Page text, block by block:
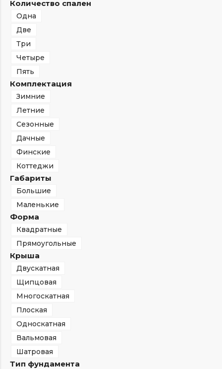
Количество спален
Одна
Две
Три
Четыре
Пять
Комплектация
Зимние
Летние
Сезонные
Дачные
Финские
Коттеджи
Габариты
Большие
Маленькие
Форма
Квадратные
Прямоугольные
Крыша
Двускатная
Щипцовая
Многоскатная
Плоская
Односкатная
Вальмовая
Шатровая
Тип фундамента